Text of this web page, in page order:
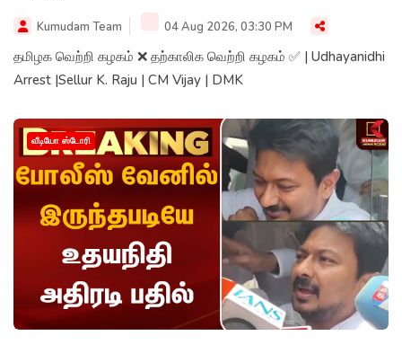
Kumudam Team 04 Aug 2026, 03:30 PM
தமிழக வெற்றி கழகம் ❌ தற்காலிக வெற்றி கழகம் ✅ | Udhayanidhi
Arrest |Sellur K. Raju | CM Vijay | DMK
வீடியோ ஸ்டோரி